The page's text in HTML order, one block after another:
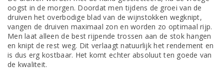
oogst in de morgen. Doordat men tijdens de groei van de
druiven het overbodige blad van de wijnstokken wegknipt,
vangen de druiven maximaal zon en worden zo optimaal rijp.
Men laat alleen de best rijpende trossen aan de stok hangen
en knipt de rest weg. Dit verlaagt natuurlijk het rendement en
is dus erg kostbaar. Het komt echter absoluut ten goede van
de kwaliteit.